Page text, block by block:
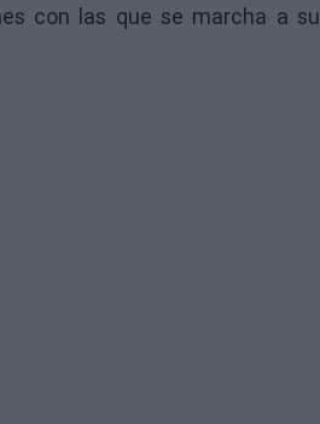
con las que se marcha a su